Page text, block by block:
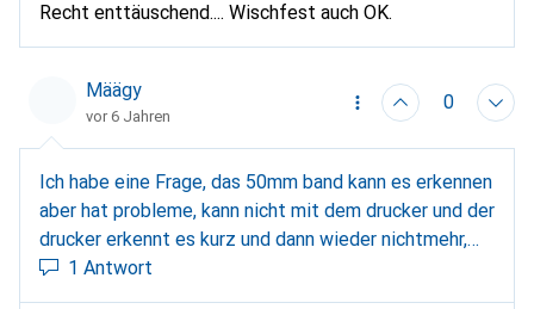
Recht enttäuschend.... Wischfest auch OK.
Määgy
vor 6 Jahren
0
Ich habe eine Frage, das 50mm band kann es erkennen
aber hat probleme, kann nicht mit dem drucker und der
drucker erkennt es kurz und dann wieder nichtmehr,
habe zwei davo probiert und es fuktioniert nicht, kann
mir jemand helfen?
1 Antwort